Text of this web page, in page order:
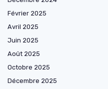
Février 2025
Avril 2025
Juin 2025
Août 2025
Octobre 2025
Décembre 2025